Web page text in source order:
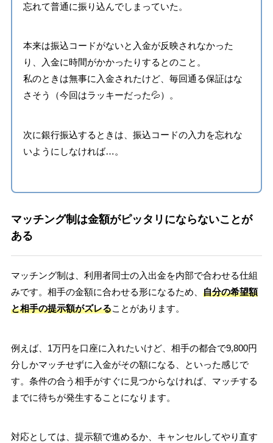
忘れて普通に振り込んでしまっていた。
本来は振込コードがないと入金が反映されなかった
り、入金に時間がかかったりするとのこと。
私のときは無事に入金されたけど、毎回通る保証はな
さそう（今回はラッキーだった💦）。
次に銀行振込するときは、振込コードの入力を忘れな
いようにしなければ…。
マッチング制は金額がピッタリにならないことが
ある
マッチング制は、利用者同士の入出金を内部で合わせる仕組
みです。相手の金額に合わせる形になるため、 自分の希望額
と相手の提示額がズレることがあります。
例えば、1万円を口座に入れたいけど、相手の都合で9,800円
分しかマッチせずに入金がその額になる、といった感じで
す。条件の合う相手がすぐに見つからなければ、マッチする
までに待ちが発生することになります。
対応としては、提示額で進めるか、キャンセルしてやり直す